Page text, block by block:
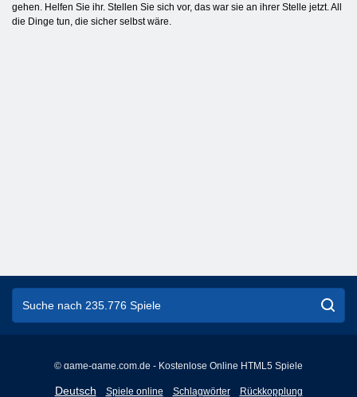
gehen. Helfen Sie ihr. Stellen Sie sich vor, das war sie an ihrer Stelle jetzt. All
die Dinge tun, die sicher selbst wäre.
© game-game.com.de - Kostenlose Online HTML5 Spiele
Deutsch
English
Spiele online Schlagwörter Rückkopplung